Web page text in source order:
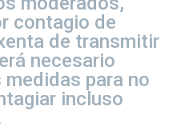
contagio de
de transmitir
necesario
para no
incluso